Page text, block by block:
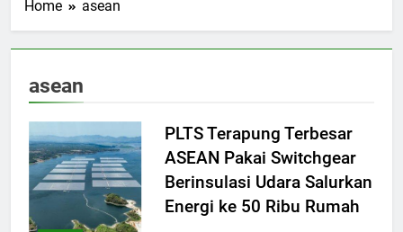
Home asean
asean
PLTS Terapung Terbesar
ASEAN Pakai Switchgear
Berinsulasi Udara Salurkan
Energi ke 50 Ribu Rumah